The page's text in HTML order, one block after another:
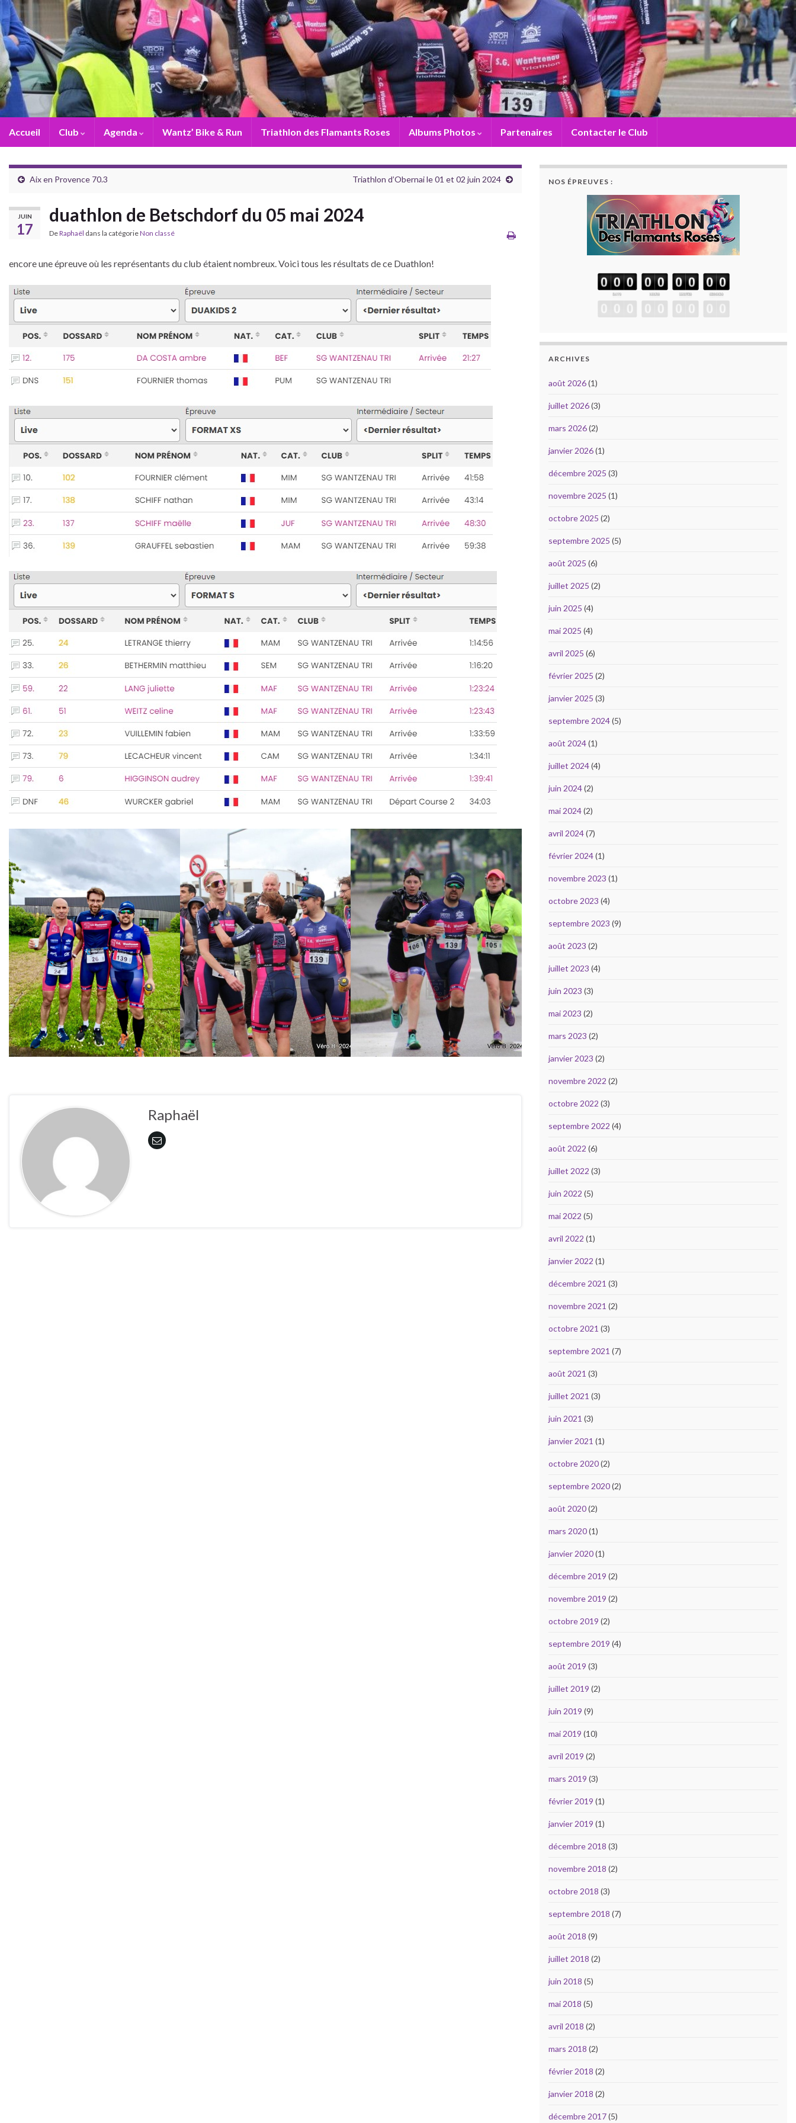
Accueil Club Agenda Wantz’ Bike & Run Triathlon des Flamants Roses Albums Photos Partenaires Contacter le Club
Aix en Provence 70.3 Triathlon d’Obernai le 01 et 02 juin 2024
JUIN
17
duathlon de Betschdorf du 05 mai 2024
DeRaphaël dans la catégorieNon classé
encore une épreuve où les représentants du club étaient nombreux. Voici tous les résultats de ce Duathlon!
Raphaël
NOS ÉPREUVES :
ARCHIVES
août 2026(1)
juillet 2026(3)
mars 2026(2)
janvier 2026(1)
décembre 2025 (3)
novembre 2025 (1)
octobre 2025 (2)
septembre 2025 (5)
août 2025 (6)
juillet 2025 (2)
juin 2025 (4)
mai 2025 (4)
avril 2025 (6)
février 2025 (2)
janvier 2025 (3)
septembre 2024(5)
août 2024(1)
juillet 2024(4)
juin 2024(2)
mai 2024(2)
avril 2024(7)
février 2024(1)
novembre 2023 (1)
octobre 2023 (4)
septembre 2023 (9)
août 2023 (2)
juillet 2023 (4)
juin 2023 (3)
mai 2023 (2)
mars 2023 (2)
janvier 2023 (2)
novembre 2022 (2)
octobre 2022 (3)
septembre 2022 (4)
août 2022 (6)
juillet 2022 (3)
juin 2022 (5)
mai 2022 (5)
avril 2022 (1)
janvier 2022 (1)
décembre 2021 (3)
novembre 2021 (2)
octobre 2021 (3)
septembre 2021 (7)
août 2021 (3)
juillet 2021 (3)
juin 2021 (3)
janvier 2021 (1)
octobre 2020(2)
septembre 2020(2)
août 2020(2)
mars 2020(1)
janvier 2020(1)
décembre 2019 (2)
novembre 2019 (2)
octobre 2019 (2)
septembre 2019 (4)
août 2019 (3)
juillet 2019 (2)
juin 2019 (9)
mai 2019 (10)
avril 2019 (2)
mars 2019 (3)
février 2019 (1)
janvier 2019 (1)
décembre 2018 (3)
novembre 2018 (2)
octobre 2018 (3)
septembre 2018 (7)
août 2018 (9)
juillet 2018 (2)
juin 2018 (5)
mai 2018 (5)
avril 2018 (2)
mars 2018 (2)
février 2018 (2)
janvier 2018 (2)
décembre 2017(5)